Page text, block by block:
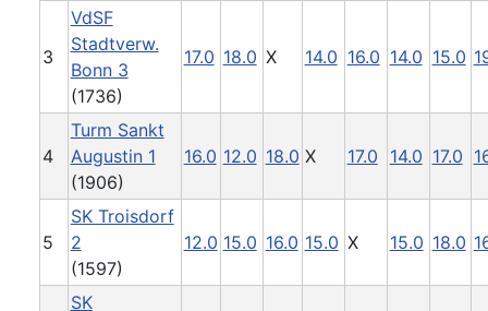
3
VdSF
Stadtverw.
Bonn 3
(1736)
17.0 18.0 X 14.0 16.0 14.0 15.0
4
Turm Sankt
Augustin 1
(1906)
16.0 12.0 18.0 X 17.0 14.0 17.0
5
SK Troisdorf
2
(1597)
12.0 15.0 16.0 15.0 X 15.0 18.0
SK